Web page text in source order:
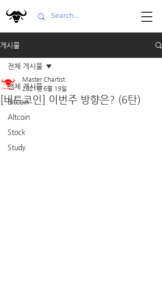
게시물
전체 게시물
Bitcoin
Altcoin
Stock
Study
전체 게시물
[비트코인] 이번주 방향은? (6탄)
Master Chartist
2021년 6월 19일